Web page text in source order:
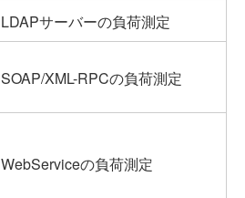
LDAPサーバーの負荷測定
SOAP/XML-RPCの負荷測定
WebServiceの負荷測定